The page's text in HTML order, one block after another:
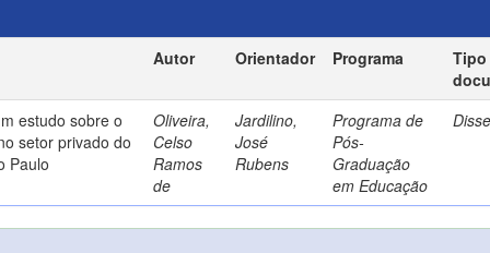
Autor Orientador Programa
estudo sobre o
setor privado do
Paulo
Oliveira,
Celso
Ramos
de
Jardilino,
José
Rubens
Programa de
Pós-
Graduação
em Educação